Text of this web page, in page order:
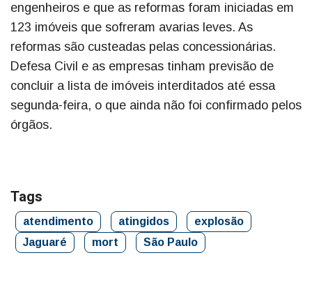
engenheiros e que as reformas foram iniciadas em
123 imóveis que sofreram avarias leves. As
reformas são custeadas pelas concessionárias.
Defesa Civil e as empresas tinham previsão de
concluir a lista de imóveis interditados até essa
segunda-feira, o que ainda não foi confirmado pelos
órgãos.
Tags
atendimento atingidos
explosão
Jaguaré
mort São Paulo